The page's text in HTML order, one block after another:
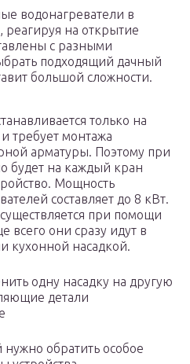
водонагреватели в
на открытие
с разными
подходящий дачный
большой сложности.
только на
требует монтажа
арматуры. Поэтому при
будет на каждый кран
Мощность
составляет до 8 кВт.
при помощи
всего они сразу идут в
кухонной насадкой.
одну насадку на другую
детали
обратить особое